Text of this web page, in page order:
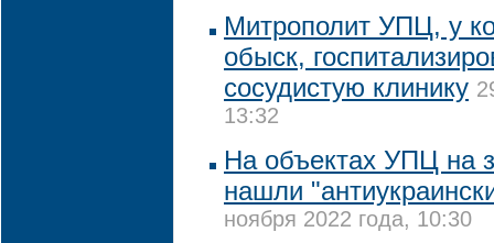
Митрополит УПЦ, у
обыск,
сосудистую клинику
13:32
На объектах УПЦ на
нашли
ноября 2022 года, 10:30